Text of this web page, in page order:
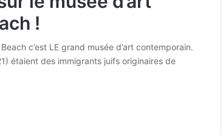
!
c’est LE grand musée d’art contemporain.
étaient des immigrants juifs originaires de